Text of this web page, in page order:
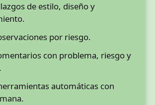
de estilo, diseño y
por riesgo.
con problema, riesgo y
automáticas con